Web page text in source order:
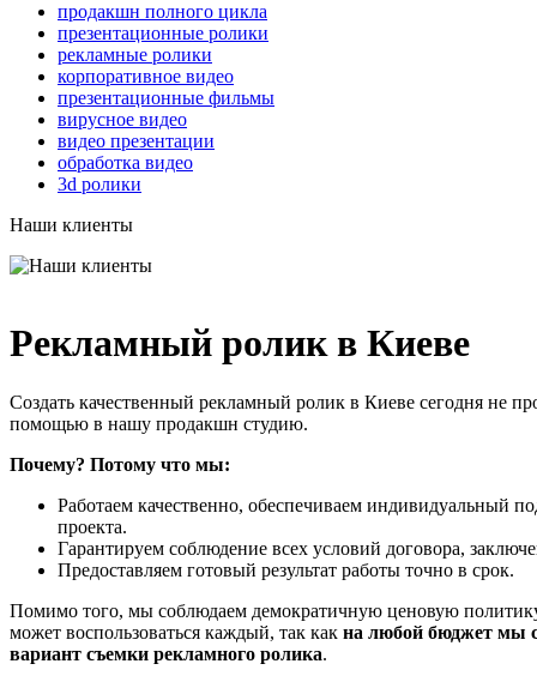
продакшн полного цикла
презентационные ролики
рекламные ролики
корпоративное видео
презентационные фильмы
вирусное видео
видео презентации
обработка видео
3d ролики
Наши клиенты
Рекламный ролик в Киеве
Создать качественный рекламный ролик в Киеве сегодня не
помощью в нашу продакшн студию.
Почему? Потому что мы:
Работаем качественно, обеспечиваем индивидуальный
проекта.
Гарантируем соблюдение всех условий договора,
Предоставляем готовый результат работы точно в срок.
Помимо того, мы соблюдаем демократичную ценовую
может воспользоваться каждый, так как на любой бюджет мы
вариант съемки рекламного ролика.